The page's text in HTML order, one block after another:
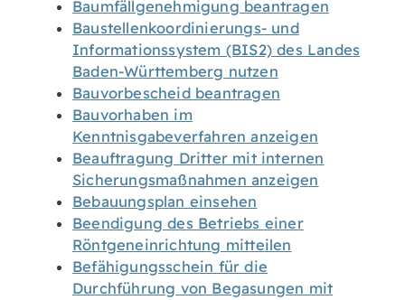
Baumfällgenehmigung beantragen
Baustellenkoordinierungs- und
Informationssystem (BIS2) des Landes
Baden-Württemberg nutzen
Bauvorbescheid beantragen
Bauvorhaben im
Kenntnisgabeverfahren anzeigen
Beauftragung Dritter mit internen
Sicherungsmaßnahmen anzeigen
Bebauungsplan einsehen
Beendigung des Betriebs einer
Röntgeneinrichtung mitteilen
Befähigungsschein für die
Durchführung von Begasungen mit